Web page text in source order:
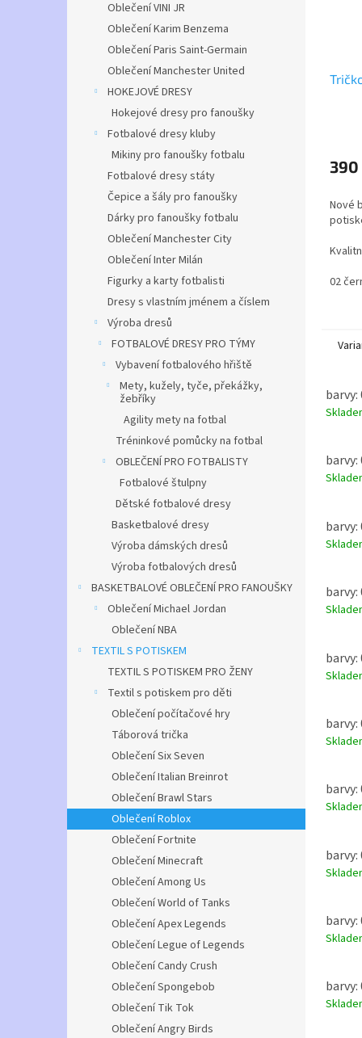
Oblečení VINI JR
Oblečení Karim Benzema
Oblečení Paris Saint-Germain
Oblečení Manchester United
HOKEJOVÉ DRESY
Hokejové dresy pro fanoušky
Fotbalové dresy kluby
Mikiny pro fanoušky fotbalu
Fotbalové dresy státy
Čepice a šály pro fanoušky
Dárky pro fanoušky fotbalu
Oblečení Manchester City
Oblečení Inter Milán
Figurky a karty fotbalisti
Dresy s vlastním jménem a číslem
Výroba dresů
FOTBALOVÉ DRESY PRO TÝMY
Vybavení fotbalového hřiště
Mety, kužely, tyče, překážky,
žebříky
Agility mety na fotbal
Tréninkové pomůcky na fotbal
OBLEČENÍ PRO FOTBALISTY
Fotbalové štulpny
Dětské fotbalové dresy
Basketbalové dresy
Výroba dámských dresů
Výroba fotbalových dresů
BASKETBALOVÉ OBLEČENÍ PRO FANOUŠKY
Oblečení Michael Jordan
Oblečení NBA
TEXTIL S POTISKEM
TEXTIL S POTISKEM PRO ŽENY
Textil s potiskem pro děti
Oblečení počítačové hry
Táborová trička
Oblečení Six Seven
Oblečení Italian Breinrot
Oblečení Brawl Stars
Oblečení Roblox
Oblečení Fortnite
Oblečení Minecraft
Oblečení Among Us
Oblečení World of Tanks
Oblečení Apex Legends
Oblečení Legue of Legends
Oblečení Candy Crush
Oblečení Spongebob
Oblečení Tik Tok
Oblečení Angry Birds
390
Nové
02